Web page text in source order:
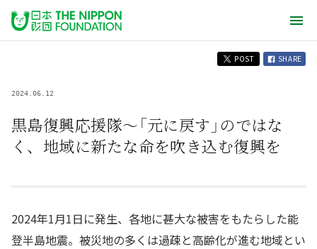
POST SHARE
2024.06.12
黒島復興応援隊～「元に戻す」のではな
く、地域に新たな命を吹き込む復興を
2024年1月1日に発生、各地に甚大な被害をもたらした能
登半島地震。被災地の多くは過疎と高齢化が進む地域とい